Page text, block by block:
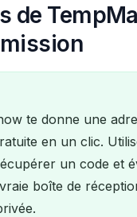
de
te donne une
en un clic.
un code et
boîte de